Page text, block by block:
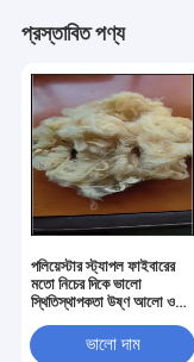
প্রস্তাবিত পণ্য
পলিয়েস্টার স্ট্যাপল ফাইবারের
মতো নিচের দিকে ভালো
স্থিতিস্থাপকতা উষ্ণ আলো ও
ভালো দাম